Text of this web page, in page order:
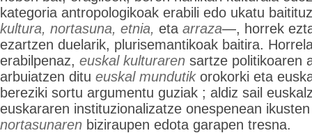
kategoria antropologikoak erabili edo ukatu
kultura, nortasuna, etnia, eta arraza—, horrek
ezartzen duelarik, plurisemantikoak baitira.
erabilpenaz, euskal kulturaren sartze politikoaren
arbuiatzen ditu euskal mundutikorokorki eta
bereziki sortu argumentu guziak ; aldiz sail
euskararen instituzionalizatze onespenean
nortasunaren biziraupen edota garapen tresna.